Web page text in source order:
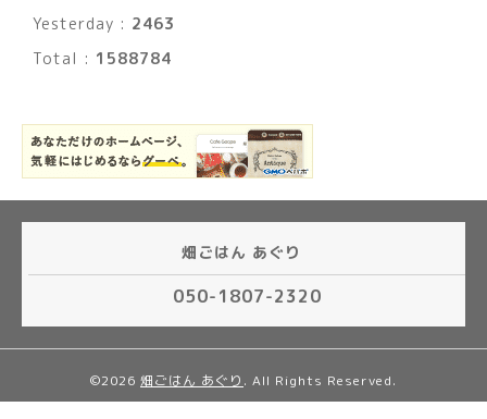
Yesterday : 2463
Total : 1588784
畑ごはん あぐり
050-1807-2320
©2026 畑ごはん あぐり . All Rights Reserved.